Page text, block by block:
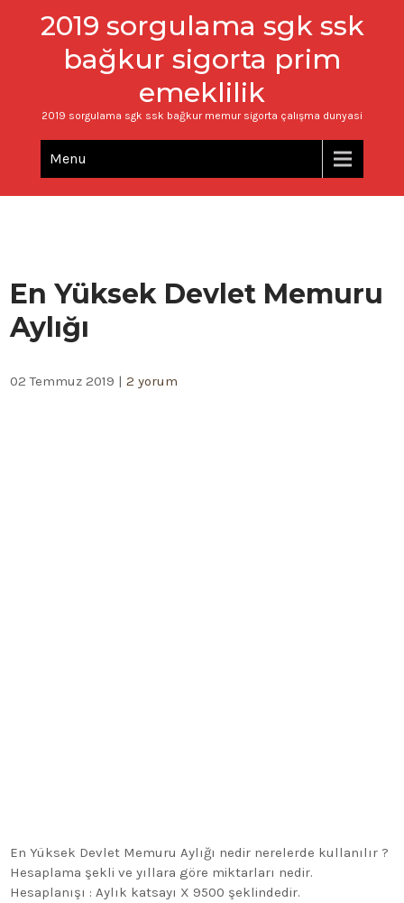
2019 sorgulama sgk ssk
bağkur sigorta prim
emeklilik
2019 sorgulama sgk ssk bağkur memur sigorta çalışma dunyasi
Menu
En Yüksek Devlet Memuru
Aylığı
02 Temmuz 2019 |2 yorum
En Yüksek Devlet Memuru Aylığı nedir nerelerde kullanılır ?
Hesaplama şekli ve yıllara göre miktarları nedir.
Hesaplanışı : Aylık katsayı X 9500 şeklindedir.